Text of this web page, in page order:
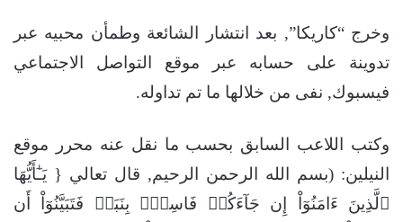
وخرج “كاريكا”, بعد انتشار الشائعة وطمأن محبيه عبر
تدوينة على حسابه عبر موقع التواصل الاجتماعي
فيسبوك, نفى من خلالها ما تم تداوله.
وكتب اللاعب السابق بحسب ما نقل عنه محرر موقع
النيلين: (بسم الله الرحمن الرحيم, قال تعالي { يَـٰٓأَيُّهَا
ٱلَّذِينَ ءَامَنُوٓاْ إِن جَآءَكُمۡ فَاسِقُۢ بِنَبَإٖ فَتَبَيَّنُوٓاْ أَن